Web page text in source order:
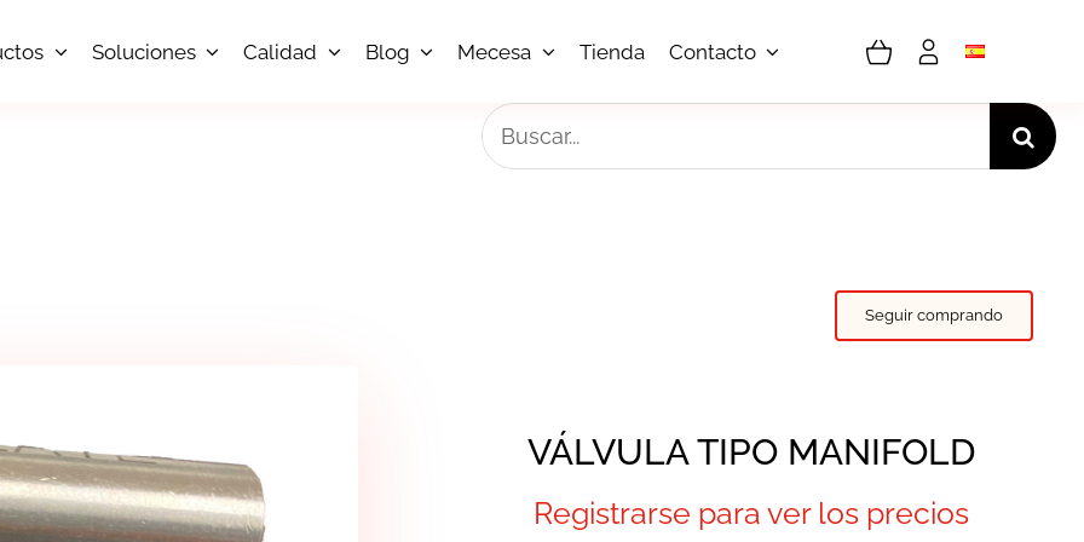
Soluciones Calidad Blog Mecesa Tienda Contacto
Buscar:
Seguir comprando
VÁLVULA TIPO MANIFOLD
Registrarse para ver los precios